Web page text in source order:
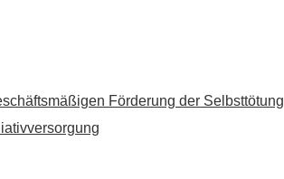
Förderung der Selbsttötung